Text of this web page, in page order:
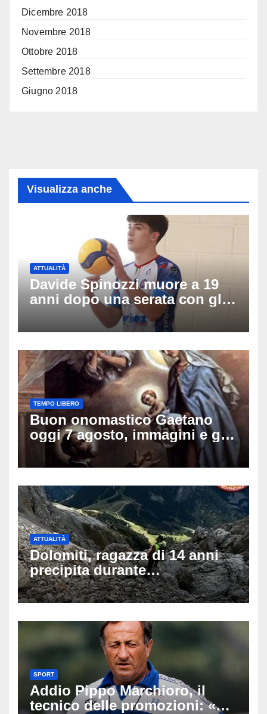
Dicembre 2018
Novembre 2018
Ottobre 2018
Settembre 2018
Giugno 2018
Visualizza anche
ATTUALITÀ
Davide Spinozzi muore a 19
anni dopo una serata con gli
amici: il mistero dello
schianto senza frenata
TEMPO LIBERO
Buon onomastico Gaetano
oggi 7 agosto, immagini e gif
di auguri da condividere sui
social
ATTUALITÀ
Dolomiti, ragazza di 14 anni
precipita durante
un’escursione: tragedia sul
Latemar davanti alla famiglia
SPORT
Addio Pippo Marchioro, il
tecnico delle promozioni: «Ha